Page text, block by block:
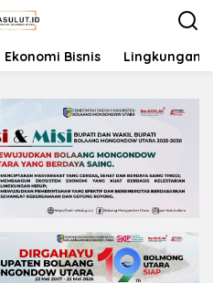
Ekonomi Bisnis Lingkungan